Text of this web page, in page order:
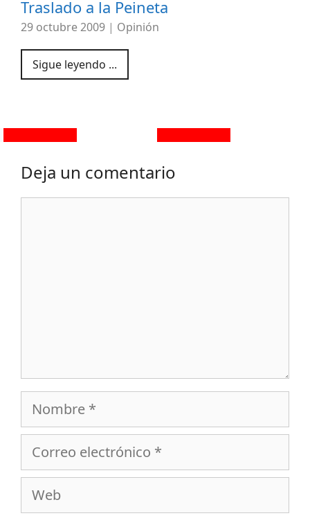
Traslado a la Peineta
29 octubre 2009 | Opinión
Sigue leyendo ...
Deja un comentario
Nombre
Correo
Web